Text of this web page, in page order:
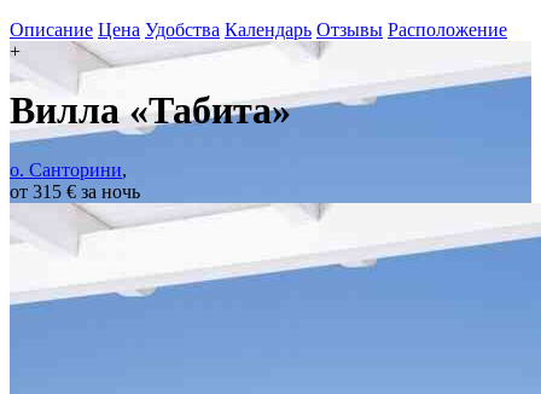
Описание Цена Удобства Календарь Отзывы Расположение
+
Вилла «Табита»
о. Санторини,
от 315 € за ночь